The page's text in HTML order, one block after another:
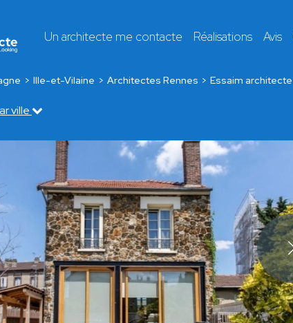
Un architecte me contacte Réalisations Avis
Ille-et-Vilaine Architectes Rennes Essaim architecte
ville